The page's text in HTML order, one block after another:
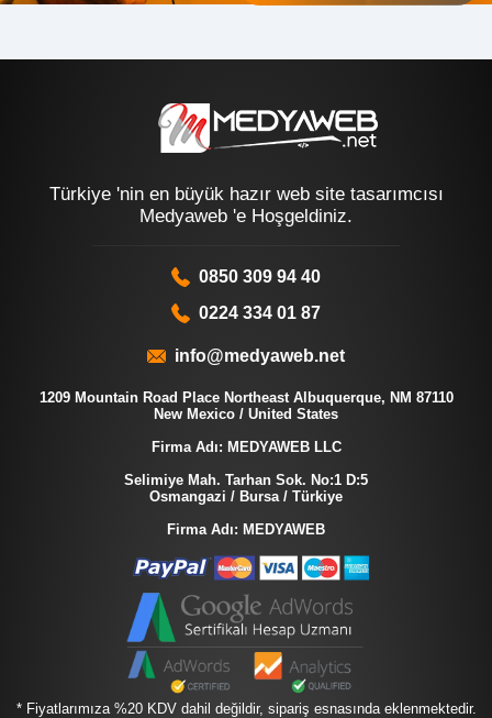
Türkiye 'nin en büyük hazır web site tasarımcısı
Medyaweb 'e Hoşgeldiniz.
0850 309 94 40
0224 334 01 87
info@medyaweb.net
1209 Mountain Road Place Northeast Albuquerque, NM 87110
New Mexico / United States
Firma Adı: MEDYAWEB LLC
Selimiye Mah. Tarhan Sok. No:1 D:5
Osmangazi / Bursa / Türkiye
Firma Adı: MEDYAWEB
* Fiyatlarımıza %20 KDV dahil değildir, sipariş esnasında eklenmektedir.